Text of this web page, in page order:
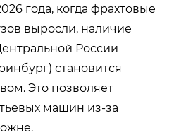
года, когда фрахтовые
выросли, наличие
России
становится
Это позволяет
машин из-за